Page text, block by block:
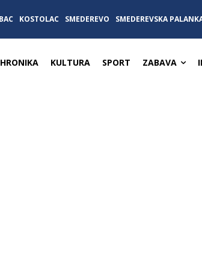
KOSTOLAC SMEDEREVO SMEDEREVSKA
HRONIKA KULTURA SPORT ZABAVA